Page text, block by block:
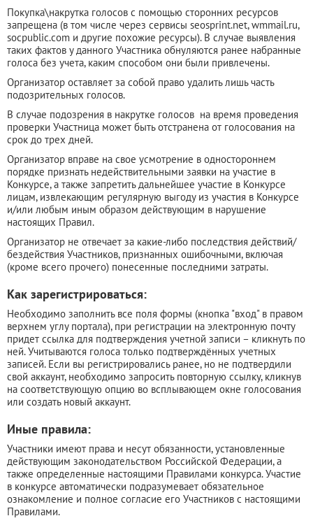
Покупка\накрутка голосов с помощью сторонних ресурсов
запрещена (в том числе через сервисы seosprint.net, wmmail.ru,
socpublic.com и другие похожие ресурсы). В случае выявления
таких фактов у данного Участника обнуляются ранее набранные
голоса без учета, каким способом они были привлечены.
Организатор оставляет за собой право удалить лишь часть
подозрительных голосов.
В случае подозрения в накрутке голосов на время проведения
проверки Участница может быть отстранена от голосования на
срок до трех дней.
Организатор вправе на свое усмотрение в одностороннем
порядке признать недействительными заявки на участие в
Конкурсе, а также запретить дальнейшее участие в Конкурсе
лицам, извлекающим регулярную выгоду из участия в Конкурсе
и/или любым иным образом действующим в нарушение
настоящих Правил.
Организатор не отвечает за какие-либо последствия действий/
бездействия Участников, признанных ошибочными, включая
(кроме всего прочего) понесенные последними затраты.
Как зарегистрироваться:
Необходимо заполнить все поля формы (кнопка "вход" в правом
верхнем углу портала), при регистрации на электронную почту
придет ссылка для подтверждения учетной записи – кликнуть по
ней. Учитываются голоса только подтверждённых учетных
записей. Если вы регистрировались ранее, но не подтвердили
свой аккаунт, необходимо запросить повторную ссылку, кликнув
на соответствующую опцию во всплывающем окне голосования
или создать новый аккаунт.
Иные правила:
Участники имеют права и несут обязанности, установленные
действующим законодательством Российской Федерации, а
также определенные настоящими Правилами конкурса. Участие
в конкурсе автоматически подразумевает обязательное
ознакомление и полное согласие его Участников с настоящими
Правилами.